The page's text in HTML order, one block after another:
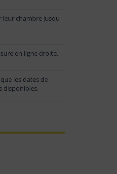
leur chambre jusqu
en ligne droite.
les dates de
disponibles.